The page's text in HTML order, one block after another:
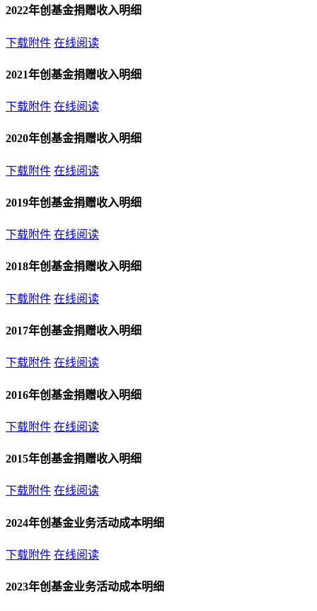
2022年创基金捐赠收入明细
下载附件 在线阅读
2021年创基金捐赠收入明细
下载附件 在线阅读
2020年创基金捐赠收入明细
下载附件 在线阅读
2019年创基金捐赠收入明细
下载附件 在线阅读
2018年创基金捐赠收入明细
下载附件 在线阅读
2017年创基金捐赠收入明细
下载附件 在线阅读
2016年创基金捐赠收入明细
下载附件 在线阅读
2015年创基金捐赠收入明细
下载附件 在线阅读
2024年创基金业务活动成本明细
下载附件 在线阅读
2023年创基金业务活动成本明细